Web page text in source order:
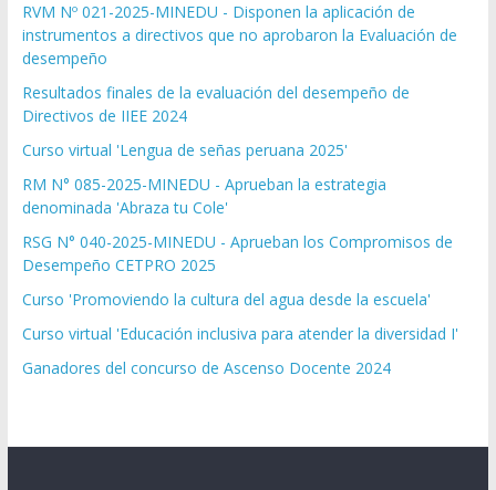
RVM Nº 021-2025-MINEDU - Disponen la aplicación de
instrumentos a directivos que no aprobaron la Evaluación de
desempeño
Resultados finales de la evaluación del desempeño de
Directivos de IIEE 2024
Curso virtual 'Lengua de señas peruana 2025'
RM N° 085-2025-MINEDU - Aprueban la estrategia
denominada 'Abraza tu Cole'
RSG N° 040-2025-MINEDU - Aprueban los Compromisos de
Desempeño CETPRO 2025
Curso 'Promoviendo la cultura del agua desde la escuela'
Curso virtual 'Educación inclusiva para atender la diversidad I'
Ganadores del concurso de Ascenso Docente 2024